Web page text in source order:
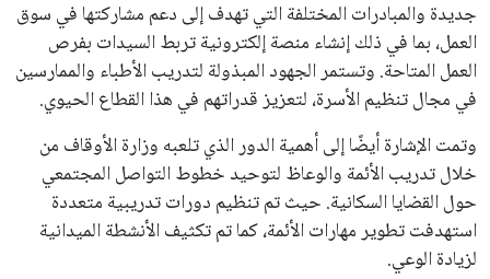
جديدة والمبادرات المختلفة التي تهدف إلى دعم مشاركتها في سوق
العمل، بما في ذلك إنشاء منصة إلكترونية تربط السيدات بفرص
العمل المتاحة. وتستمر الجهود المبذولة لتدريب الأطباء والممارسين
في مجال تنظيم الأسرة، لتعزيز قدراتهم في هذا القطاع الحيوي.
وتمت الإشارة أيضًا إلى أهمية الدور الذي تلعبه وزارة الأوقاف من
خلال تدريب الأئمة والوعاظ لتوحيد خطوط التواصل المجتمعي
حول القضايا السكانية. حيث تم تنظيم دورات تدريبية متعددة
استهدفت تطوير مهارات الأئمة، كما تم تكثيف الأنشطة الميدانية
لزيادة الوعي.